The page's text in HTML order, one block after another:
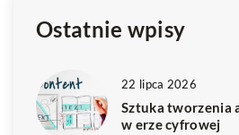
Ostatnie wpisy
22 lipca 2026
Sztuka tworzenia
w erze cyfrowej